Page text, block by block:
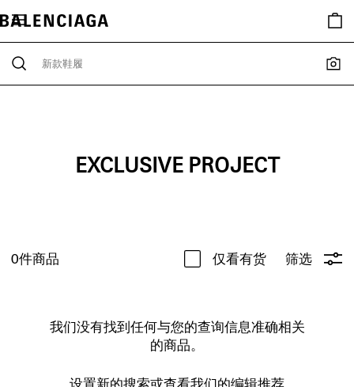
EXCLUSIVE PROJECT
0件商品 仅看有货 筛选
我们没有找到任何与您的查询信息准确相关
的商品。